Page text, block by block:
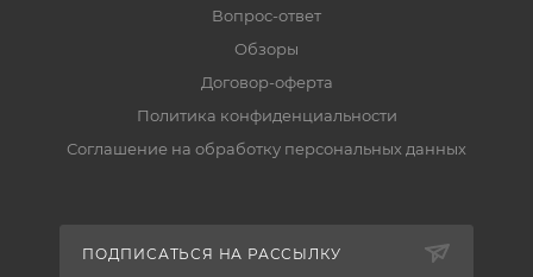
Вопрос-ответ
Обзоры
Договор-оферта
Политика конфиденциальности
Соглашение на обработку персональных данных
ПОДПИСАТЬСЯ НА РАССЫЛКУ